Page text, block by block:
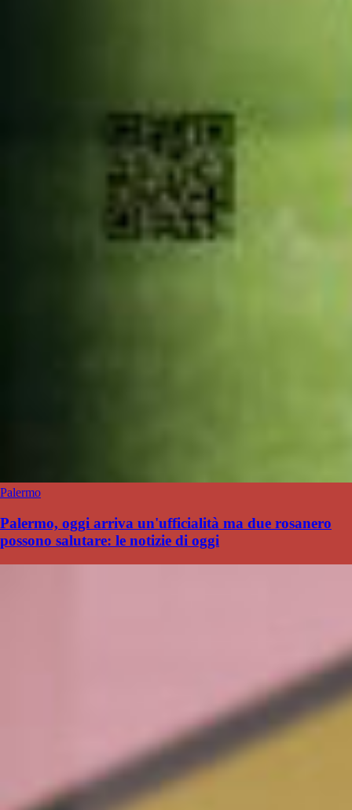
Palermo
Palermo, oggi arriva un'ufficialità ma due rosanero
possono salutare: le notizie di oggi